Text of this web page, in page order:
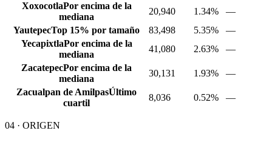
XoxocotlaPor encima de la
mediana
20,940 1.34%
—
YautepecTop 15% por tamaño 83,498 5.35%
—
YecapixtlaPor encima de la
mediana
41,080 2.63%
—
ZacatepecPor encima de la
mediana
30,131 1.93%
—
Zacualpan de AmilpasÚltimo
cuartil
8,036 0.52% —
04 · ORIGEN